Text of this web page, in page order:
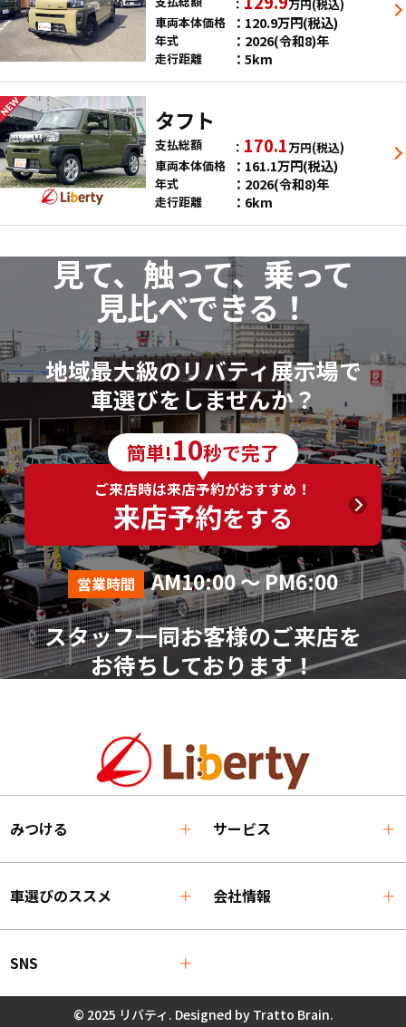
万円(税込)
車両本体価格
120.9万円(税込)
年式 2026(令和8)年
走行距離 5km
タフト
支払総額 170.1万円(税込)
車両本体価格
161.1万円(税込)
年式 2026(令和8)年
走行距離 6km
見て、触って、乗って
見比べできる！
地域最大級のリバティ展示場で
車選びをしませんか？
簡単!10秒で完了
ご来店時は来店予約がおすすめ！
来店予約をする
営業時間 AM10:00 ～ PM6:00
スタッフ一同お客様のご来店を
お待ちしております！
みつける サービス
車選びのススメ 会社情報
SNS
© 2025 リバティ. Designed by Tratto Brain.